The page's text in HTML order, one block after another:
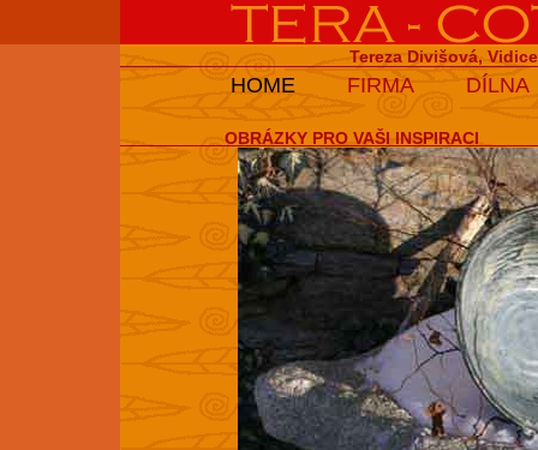
Tereza Divišová,
HOME FIRMA DÍLNA
OBRÁZKY PRO VAŠI INSPIRACI